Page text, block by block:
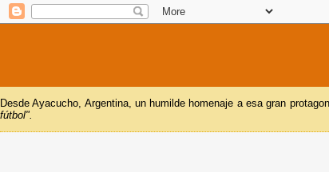
Desde Ayacucho, Argentina, un humilde homenaje a esa gran
fútbol".